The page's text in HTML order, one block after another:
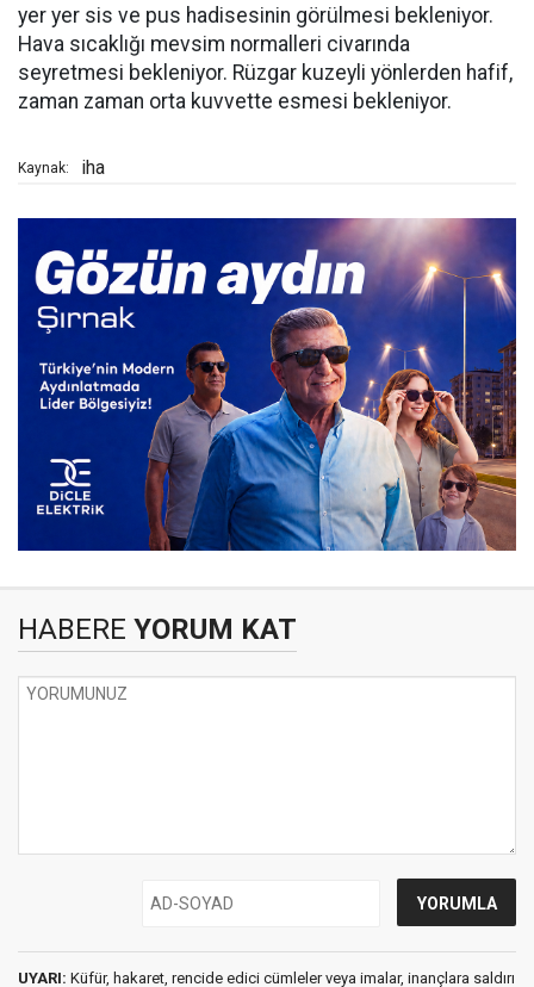
yer yer sis ve pus hadisesinin görülmesi bekleniyor.
Hava sıcaklığı mevsim normalleri civarında
seyretmesi bekleniyor. Rüzgar kuzeyli yönlerden hafif,
zaman zaman orta kuvvette esmesi bekleniyor.
Kaynak: iha
HABERE YORUM KAT
UYARI: Küfür, hakaret, rencide edici cümleler veya imalar, inançlara saldırı